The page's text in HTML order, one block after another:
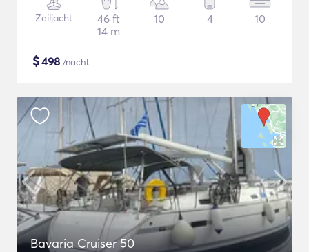
Zeiljacht
46 ft
14 m
10 4 10
$498 /nacht
Bavaria Cruiser 50